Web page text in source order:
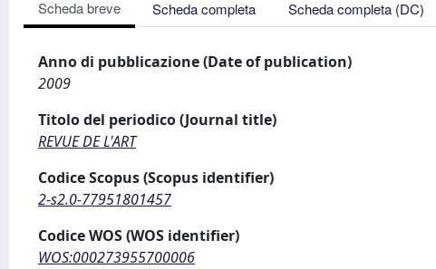
Scheda breve Scheda completa Scheda completa (DC)
Anno di pubblicazione (Date of publication)
2009
Titolo del periodico (Journal title)
REVUE DE L'ART
Codice Scopus (Scopus identifier)
2-s2.0-77951801457
Codice WOS (WOS identifier)
WOS:000273955700006